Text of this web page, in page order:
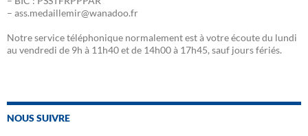
– ass.medaillemir@wanadoo.fr
Notre service téléphonique normalement est à votre écoute du lundi
au vendredi de 9h à 11h40 et de 14h00 à 17h45, sauf jours fériés.
NOUS SUIVRE